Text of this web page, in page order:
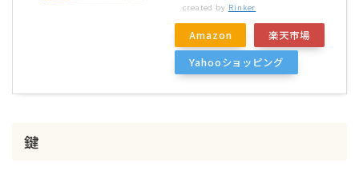
created by Rinker
Amazon
楽天市場
Yahooショッピング
鍵